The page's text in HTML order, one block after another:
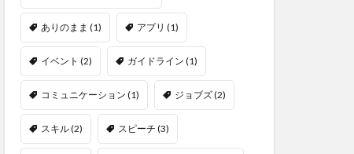
ありのまま (1) アプリ (1)
イベント (2) ガイドライン (1)
コミュニケーション (1) ジョブズ(2)
スキル(2) スピーチ (3)